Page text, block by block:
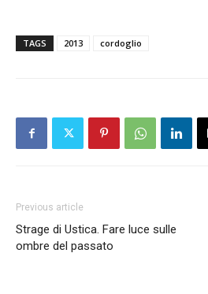
TAGS 2013 cordoglio
Previous article
Strage di Ustica. Fare luce sulle
ombre del passato